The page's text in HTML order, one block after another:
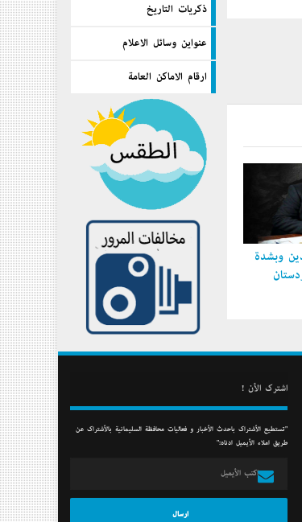
ذكريات التاريخ
عنواين وسائل الاعلام
ارقام الاماكن العامة
وبشدة
أشترك الأن !
"تستطيع الأشتراك بأحدث الأخبار و فعاليات محافظة السليمانية بالأشتراك عن
طريق أملاء الأيميل أدناه:"